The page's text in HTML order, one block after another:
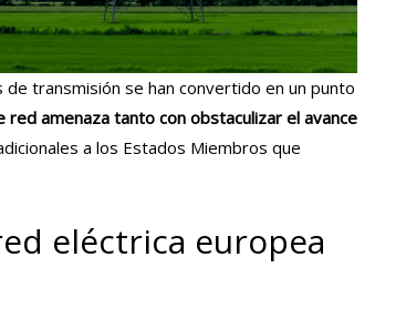
de transmisión se han convertido en un punto
amenaza tanto con obstaculizar el avance
a los Estados Miembros que
eléctrica europea